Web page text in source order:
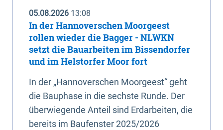
05.08.2026 13:08
In der Hannoverschen Moorgeest
rollen wieder die Bagger - NLWKN
setzt die Bauarbeiten im Bissendorfer
und im Helstorfer Moor fort
In der „Hannoverschen Moorgeest“ geht
die Bauphase in die sechste Runde. Der
überwiegende Anteil sind Erdarbeiten, die
bereits im Baufenster 2025/2026